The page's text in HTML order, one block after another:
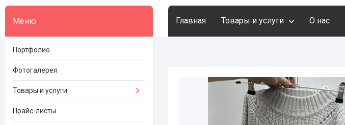
Главная Товары и услуги О нас
Портфолио
Фотогалерея
Товары и услуги
Прайс-листы